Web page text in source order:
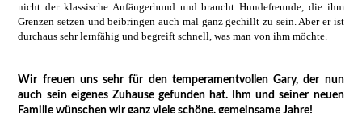
nicht der klassische Anfängerhund und braucht Hundefreunde, die ihm
Grenzen setzen und beibringen auch mal ganz gechillt zu sein. Aber er ist
durchaus sehr lernfähig und begreift schnell, was man von ihm möchte.
Wir freuen uns sehr für den temperamentvollen Gary, der nun
auch sein eigenes Zuhause gefunden hat. Ihm und seiner neuen